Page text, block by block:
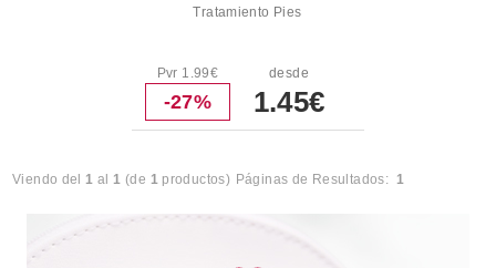
Tratamiento Pies
Pvr 1.99€
-27%
desde
1.45€
Viendo del1 al1 (de 1productos) Páginas de Resultados: 1